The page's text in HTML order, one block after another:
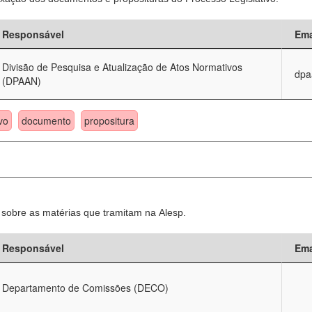
Responsável
Divisão de Pesquisa e Atualização de Atos Normativos
(DPAAN)
documento propositura
as matérias que tramitam na Alesp.
Responsável
Departamento de Comissões (DECO)